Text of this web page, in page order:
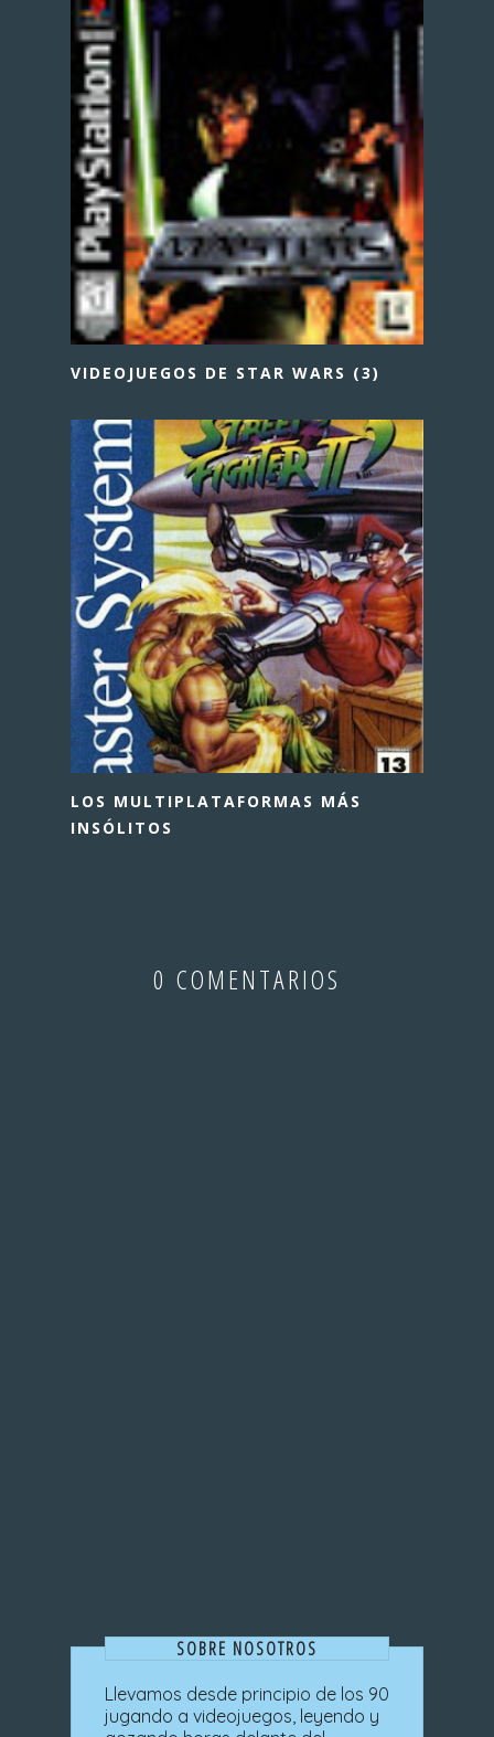
VIDEOJUEGOS DE STAR WARS (3)
LOS MULTIPLATAFORMAS MÁS
INSÓLITOS
0 COMENTARIOS
SOBRE NOSOTROS
Llevamos desde principio de los 90
jugando a videojuegos, leyendo y